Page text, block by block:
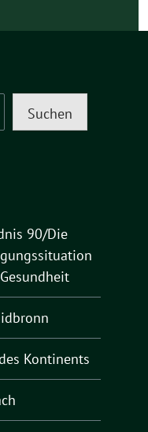
Suchen
90/Die
Kontinents